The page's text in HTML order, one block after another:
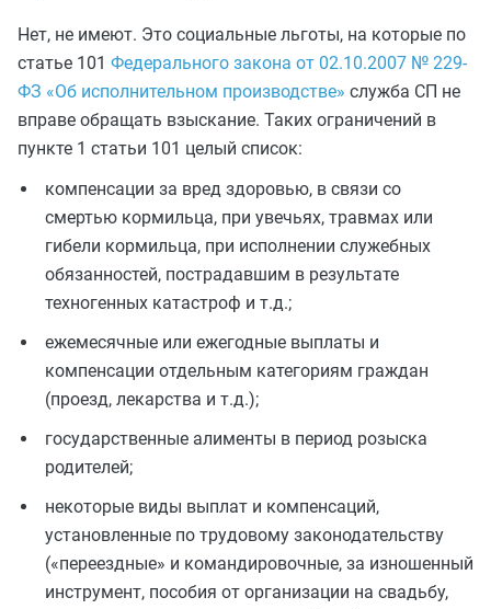
Нет, не имеют. Это социальные льготы, на которые по
статье 101 Федерального закона от 02.10.2007 № 229-
ФЗ «Об исполнительном производстве» служба СП не
вправе обращать взыскание. Таких ограничений в
пункте 1 статьи 101 целый список:
компенсации за вред здоровью, в связи со
смертью кормильца, при увечьях, травмах или
гибели кормильца, при исполнении служебных
обязанностей, пострадавшим в результате
техногенных катастроф и т.д.;
ежемесячные или ежегодные выплаты и
компенсации отдельным категориям граждан
(проезд, лекарства и т.д.);
государственные алименты в период розыска
родителей;
некоторые виды выплат и компенсаций,
установленные по трудовому законодательству
(«переездные» и командировочные, за изношенный
инструмент, пособия от организации на свадьбу,